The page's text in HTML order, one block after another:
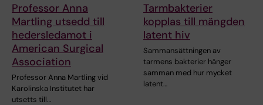
Professor Anna
Martling utsedd till
hedersledamot i
American Surgical
Association
Professor Anna Martling vid
Karolinska Institutet har
utsetts till…
Tarmbakterier
kopplas till mängden
latent hiv
Sammansättningen av
tarmens bakterier hänger
samman med hur mycket
latent…